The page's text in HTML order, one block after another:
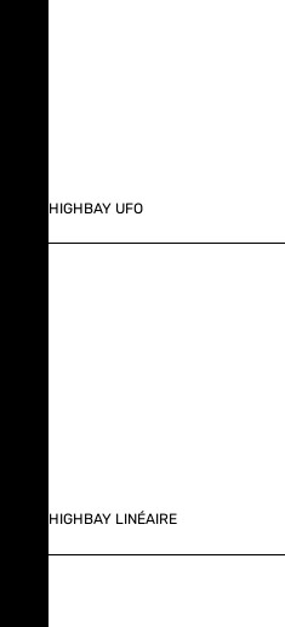
HIGHBAY UFO
HIGHBAY LINÉAIRE